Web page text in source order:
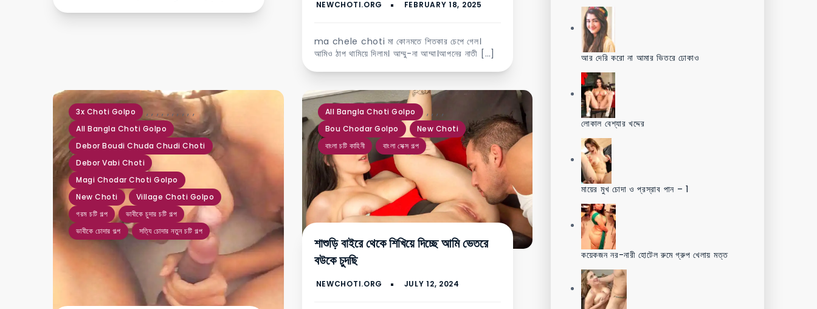
ma chele choti মা কোনমতে শিতকার চেপে গেল।
আমিও ঠাপ থামিয়ে দিলাম। আম্মু-না আম্মা।আপনের নাতী […]
3x Choti Golpo ,
All Bangla Choti Golpo
,
Debor Boudi Chuda Chudi Choti
,
Debor Vabi Choti
,
Magi Chodar Choti Golpo
,
New Choti
,
Village Choti Golpo
,
গরম চটি গল্প
,
ভাবীকে চুদার চটি গল্প
,
ভাবীকে চোদার গল্প
,
সত্যি চোদার নতুন চটি গল্প
All Bangla Choti Golpo ,
Bou Chodar Golpo
,
New Choti
,
বাংলা চটি কাহিনী
,
বাংলা সেক্স গল্প
শাশুড়ি বাইরে থেকে শিখিয়ে দিচ্ছে আমি ভেতরে
বউকে চুদছি
আর দেরি করো না আমার ভিতরে ঢোকাও
লোকাল বেশ্যার খদ্দের
মায়ের মুখ চোদা ও প্রস্রাব পান – 1
কয়েকজন নর-নারী হোটেল রুমে গ্রুপ খেলায় মত্ত